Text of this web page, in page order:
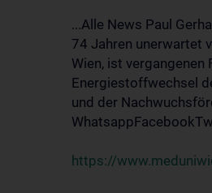
...Alle News Paul
74 Jahren unerwartet
Wien, ist
Energiestoffwechsel
und der
https://